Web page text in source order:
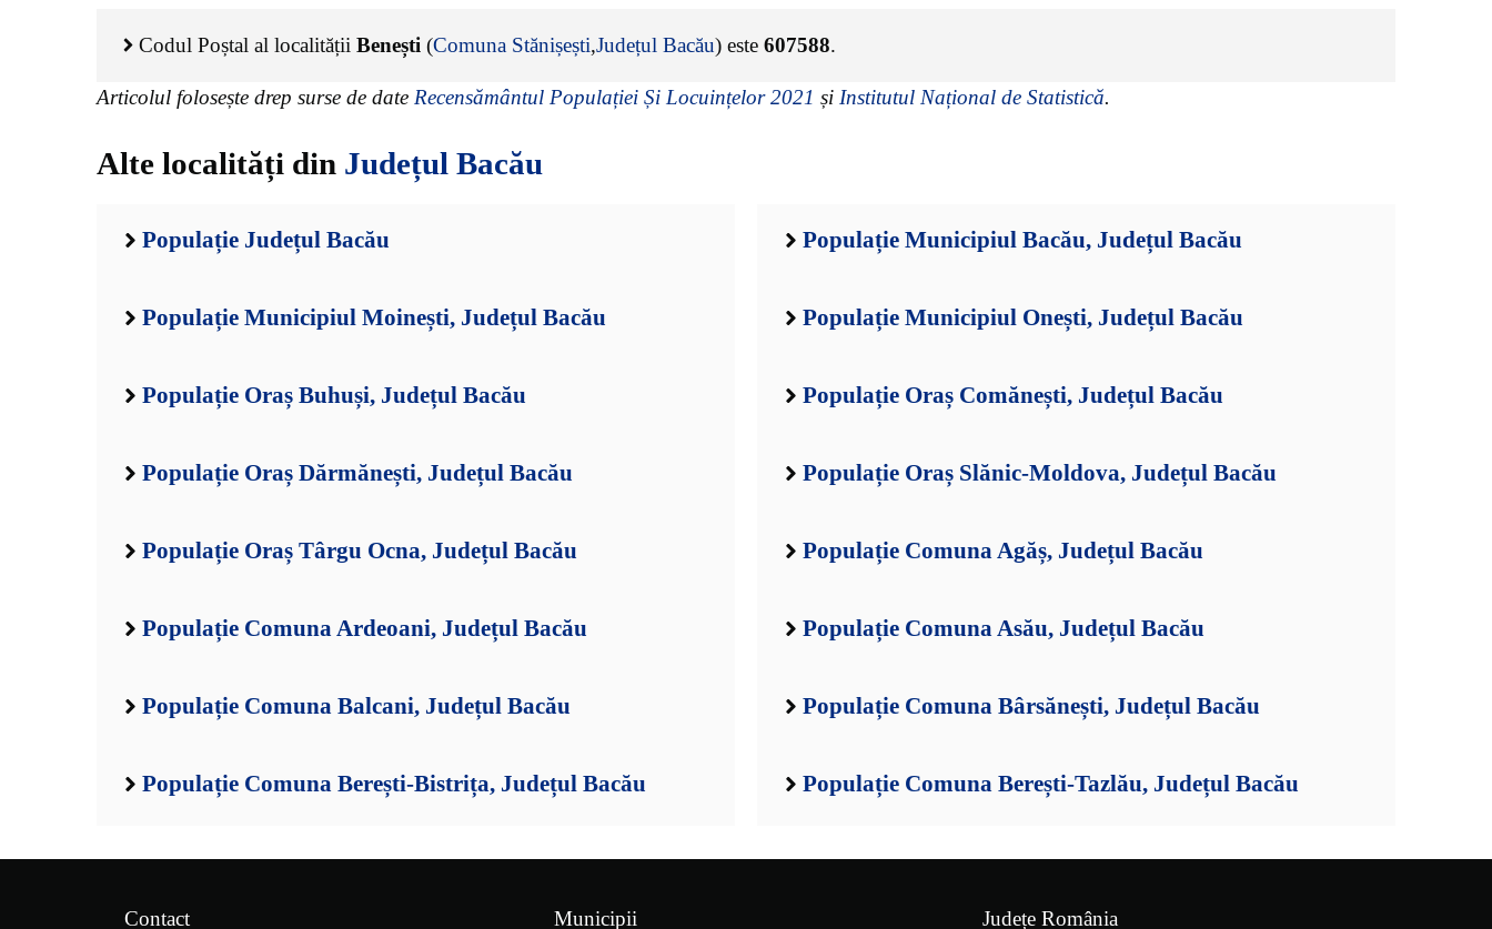
Codul Poștal al localității Benești (Comuna Stănișești,Județul Bacău) este 607588.
Articolul folosește drep surse de date Recensământul Populației Și Locuințelor 2021 și Institutul Național de Statistică.
Alte localități din Județul Bacău
Populație Județul Bacău Populație Municipiul Bacău, Județul Bacău
Populație Municipiul Moinești, Județul Bacău Populație Municipiul Onești, Județul Bacău
Populație Oraș Buhuși, Județul Bacău Populație Oraș Comănești, Județul Bacău
Populație Oraș Dărmănești, Județul Bacău Populație Oraș Slănic-Moldova, Județul Bacău
Populație Oraș Târgu Ocna, Județul Bacău Populație Comuna Agăș, Județul Bacău
Populație Comuna Ardeoani, Județul Bacău Populație Comuna Asău, Județul Bacău
Populație Comuna Balcani, Județul Bacău Populație Comuna Bârsănești, Județul Bacău
Populație Comuna Berești-Bistrița, Județul Bacău Populație Comuna Berești-Tazlău, Județul Bacău
Contact Municipii Județe România